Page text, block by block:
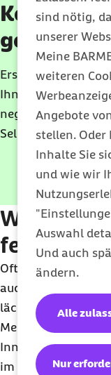
sind nötig,
unserer
Meine
weiteren
Angebote
stellen.
Inhalte Sie
und wie wir
Auswahl
Und auch
ändern.
Nur
Alle
gegen
Erste Hilfe für die
Ihnen 44 leicht
negative Gefühle
Selbstbewusstsein
Wie wird
Oft erscheinen
auch ihrem Umfeld
lächerlich.
Menschen
Innenstadt oder
im vollen Bus. Die